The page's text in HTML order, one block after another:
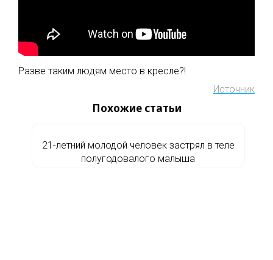
Разве таким людям место в кресле?!
Источник
Похожие статьи
21-летний молодой человек застрял в теле
полугодовалого малыша